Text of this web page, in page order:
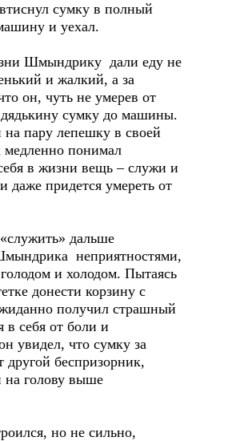
сумку в полный
и уехал.
Шмындрику дали еду не
и жалкий, а за
он, чуть не умерев от
сумку до машины.
на пару лепешку в своей
понимал
в жизни вещь – служи и
даже придется умереть от
дальше
неприятностями,
и холодом. Пытаясь
донести корзину с
получил страшный
в себя от боли и
увидел, что сумку за
другой беспризорник,
голову выше
но не сильно,